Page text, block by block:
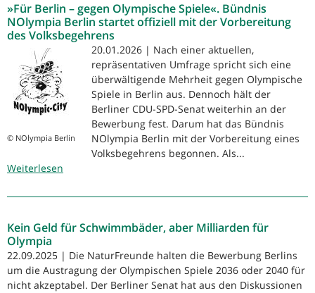
NOlympia
startet
am
22.04.2026
Unterschriftensammlung
für
Volksbegehren
»Für Berlin – gegen Olympische Spiele«. Bündnis
NOlympia Berlin startet offiziell mit der Vorbereitung
des Volksbegehrens
© NOlympia Berlin
20.01.2026 | Nach einer aktuellen,
repräsentativen Umfrage spricht sich eine
überwältigende Mehrheit gegen Olympische
Spiele in Berlin aus. Dennoch hält der
Berliner CDU-SPD-Senat weiterhin an der
Bewerbung fest. Darum hat das Bündnis
NOlympia Berlin mit der Vorbereitung eines
Volksbegehrens begonnen. Als...
Weiterlesen
Berlin
gegen
Spiele«.
Bündnis
NOlympia
Kein Geld für Schwimmbäder, aber Milliarden für
Olympia
22.09.2025 | Die NaturFreunde halten die Bewerbung Berlins
um die Austragung der Olympischen Spiele 2036 oder 2040 für
nicht akzeptabel. Der Berliner Senat hat aus den Diskussionen